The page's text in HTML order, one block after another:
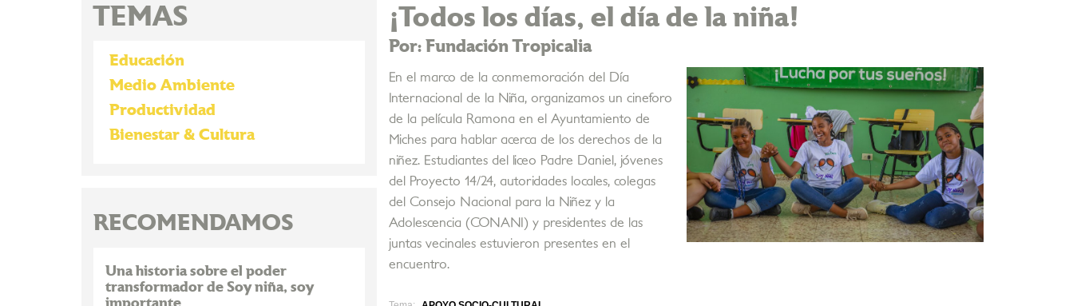
¡Todos los días, el día de la niña!
Por: Fundación Tropicalia
En el marco de la conmemoración del Día
Internacional de la Niña, organizamos un cineforo
de la película Ramona en el Ayuntamiento de
Miches para hablar acerca de los derechos de la
niñez. Estudiantes del liceo Padre Daniel, jóvenes
del Proyecto 14/24, autoridades locales, colegas
del Consejo Nacional para la Niñez y la
Adolescencia (CONANI) y presidentes de las
juntas vecinales estuvieron presentes en el
encuentro.
TEMAS
Educación
Medio Ambiente
Productividad
Bienestar & Cultura
RECOMENDAMOS
Una historia sobre el poder
transformador de Soy niña, soy